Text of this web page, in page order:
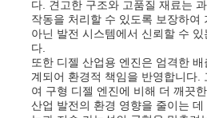
회사 소개
공장 투어
다. 견고한 구조와 고품질 재료는
작동을 처리할 수 있도록 보장하여
아닌 발전 시스템에서 신뢰할 수
다.
또한 디젤 산업용 엔진은 엄격한
계되어 환경적 책임을 반영합니다.
여 구형 디젤 엔진에 비해 더 깨끗
산업 발전의 환경 영향을 줄이는